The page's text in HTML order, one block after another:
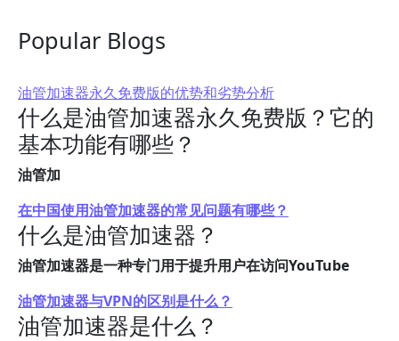
Popular Blogs
油管加速器永久免费版的优势和劣势分析
什么是油管加速器永久免费版？它的
基本功能有哪些？
油管加
在中国使用油管加速器的常见问题有哪些？
什么是油管加速器？
油管加速器是一种专门用于提升用户在访问YouTube
油管加速器与VPN的区别是什么？
油管加速器是什么？